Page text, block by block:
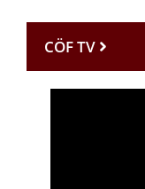
CÖF TV